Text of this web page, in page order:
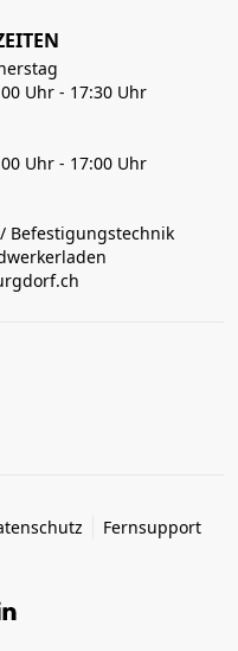
Uhr - 17:30 Uhr
Uhr - 17:00 Uhr
Befestigungstechnik
Fernsupport